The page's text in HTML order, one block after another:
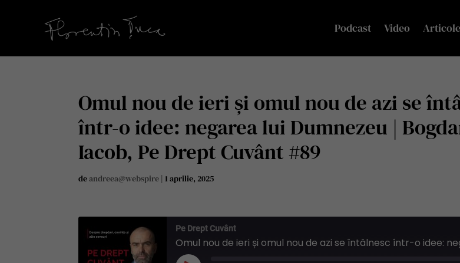
Podcast Video Articole
Omul nou de ieri și omul nou de azi se
într-o idee: negarea lui Dumnezeu |
Iacob, Pe Drept Cuvânt #89
deandreea@webspire| 1 aprilie, 2025
Pe Drept Cuvânt